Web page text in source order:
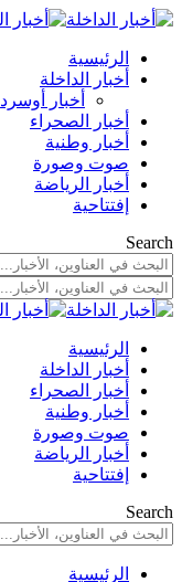
الرئيسية
أخبار الداخلة
أخبار أوسرد
أخبار الصحراء
أخبار وطنية
صوت وصورة
أخبار الرياضة
إفتتاحية
Search
الرئيسية
أخبار الداخلة
أخبار الصحراء
أخبار وطنية
صوت وصورة
أخبار الرياضة
إفتتاحية
Search
الرئيسية